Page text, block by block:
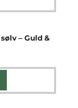
– Guld &
vare